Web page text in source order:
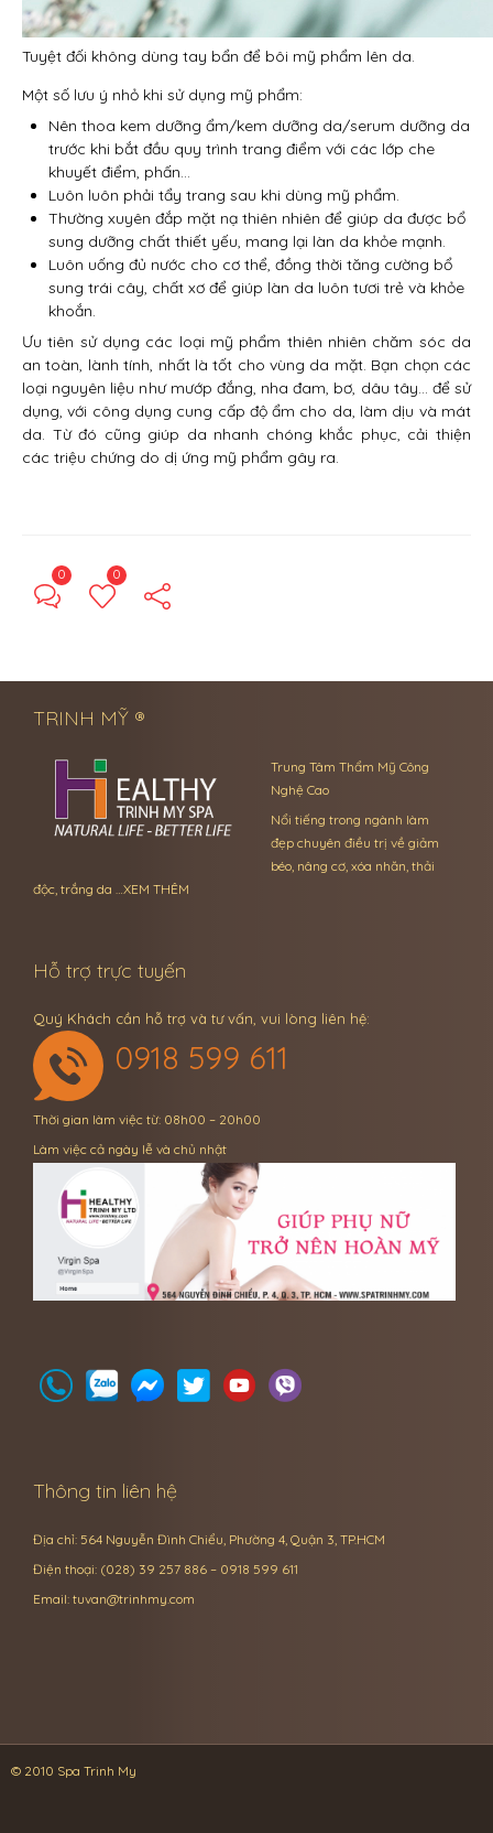
Tuyệt đối không dùng tay bẩn để bôi mỹ phẩm lên da.
Một số lưu ý nhỏ khi sử dụng mỹ phẩm:
Nên thoa kem dưỡng ẩm/kem dưỡng da/serum dưỡng da
trước khi bắt đầu quy trình trang điểm với các lớp che
khuyết điểm, phấn…
Luôn luôn phải tẩy trang sau khi dùng mỹ phẩm.
Thường xuyên đắp mặt nạ thiên nhiên để giúp da được bổ
sung dưỡng chất thiết yếu, mang lại làn da khỏe mạnh.
Luôn uống đủ nước cho cơ thể, đồng thời tăng cường bổ
sung trái cây, chất xơ để giúp làn da luôn tươi trẻ và khỏe
khoắn.
Ưu tiên sử dụng các loại mỹ phẩm thiên nhiên chăm sóc da
an toàn, lành tính, nhất là tốt cho vùng da mặt. Bạn chọn các
loại nguyên liệu như mướp đắng, nha đam, bơ, dâu tây… để sử
dụng, với công dụng cung cấp độ ẩm cho da, làm dịu và mát
da. Từ đó cũng giúp da nhanh chóng khắc phục, cải thiện
các triệu chứng do dị ứng mỹ phẩm gây ra.
0 0
TRINH MỸ ®
Trung Tâm Thẩm Mỹ Công
Nghệ Cao
Nổi tiếng trong ngành làm
đẹp chuyên điều trị về giảm
béo, nâng cơ, xóa nhăn, thải
độc, trắng da …XEM THÊM
Hỗ trợ trực tuyến
Quý Khách cần hỗ trợ và tư vấn, vui lòng liên hệ:
0918 599 611
Thời gian làm việc từ: 08h00 – 20h00
Làm việc cả ngày lễ và chủ nhật
Thông tin liên hệ
Địa chỉ: 564 Nguyễn Đình Chiểu, Phường 4, Quận 3, TP.HCM
Điện thoại: (028) 39 257 886 – 0918 599 611
Email: tuvan@trinhmy.com
© 2010 Spa Trinh My